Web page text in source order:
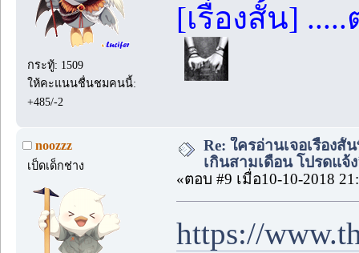
กระทู้: 1509
ให้คะแนนชื่นชมคนนี้:
+485/-2
[เรื่องสั้น]
noozzz
เป็ดเด็กช่าง
Re: ใครอ่านเจอเรื่อง
เกินสามเดือน โปรดแจ้
«ตอบ #9 เมื่อ10-10-2018
https://